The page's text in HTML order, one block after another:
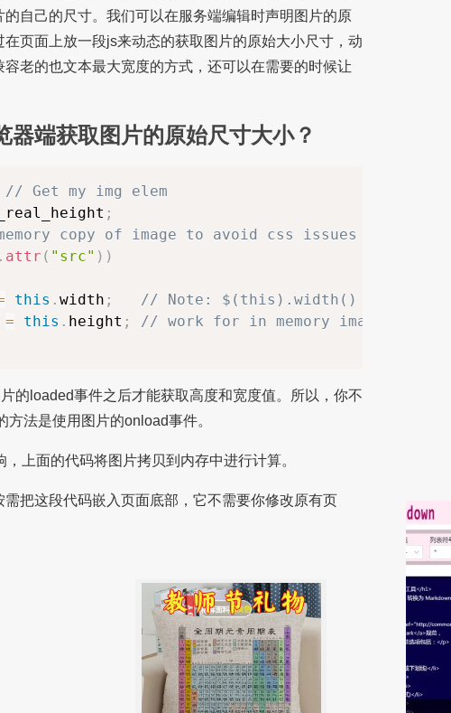
自己的尺寸。我们可以在服务端编辑时声明图片的原
页面上放一段js来动态的获取图片的原始大小尺寸，动
老的也文本最大宽度的方式，还可以在需要的时候让
端获取图片的原始尺寸大小？
// Get my img elem
;
copy of image to avoid css issues
. attr ( "src" ) )
this . width ;
// Note: $(this).width() will not
= this . height ;
// work for in memory images.
的loaded事件之后才能获取高度和宽度值。所以，你不
法是使用图片的onload事件。
上面的代码将图片拷贝到内存中进行计算。
把这段代码嵌入页面底部，它不需要你修改原有页